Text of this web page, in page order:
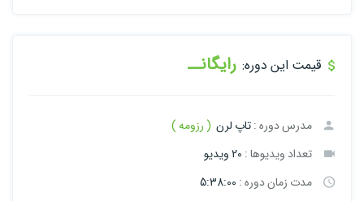
قیمت این دوره: رایگانــ
مدرس دوره :تاپ لرن ( رزومه )
تعداد ویدیوها : 20 ویدیو
مدت زمان دوره : 5:38:00